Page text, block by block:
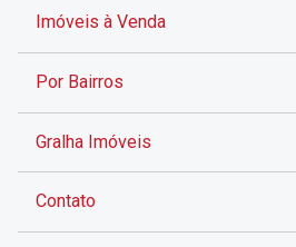
Imóveis à Venda
Por Bairros
Gralha Imóveis
Contato